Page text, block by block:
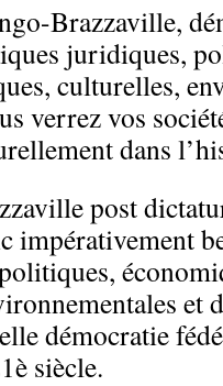
Brazzaville,
juridiques,
culturelles,
verrez vos
dans
post
impérativement
et
démocratie
siècle.